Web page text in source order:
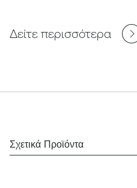
Δείτε περισσότερα
Σχετικά Προϊόντα